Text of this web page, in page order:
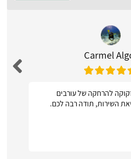
Carmel
להרחקה של עורבים
השירות, תודה רבה לכם.